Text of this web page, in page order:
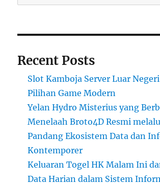
Recent Posts
Slot Kamboja Server Luar
Pilihan Game Modern
Yelan Hydro Misterius yang
Menelaah Broto4D Resmi
Pandang Ekosistem Data dan
Kontemporer
Keluaran Togel HK Malam Ini
Data Harian dalam Sistem